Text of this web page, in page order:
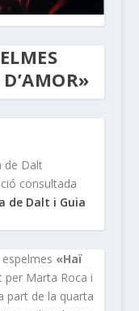
de Dalt
consultada
de Dalt i Guia
«Haï
per Marta Roca i
part de la quarta